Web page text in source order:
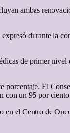
ambas
durante la
de primer
porcentaje. El
con un 95 por ciento.
el Centro de